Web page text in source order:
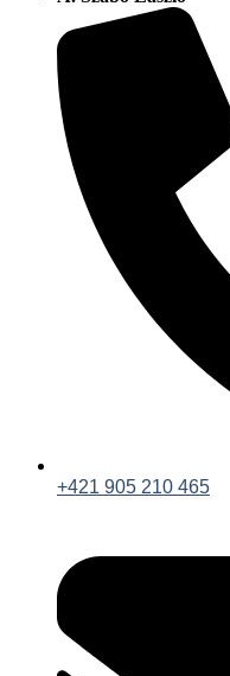
+421 905 210 465